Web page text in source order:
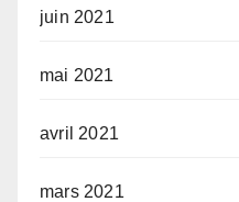
juin 2021
mai 2021
avril 2021
mars 2021